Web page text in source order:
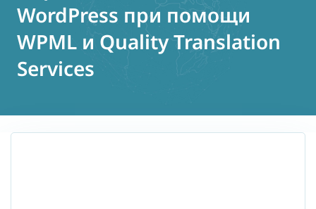
WordPress при помощи
WPML и Quality Translation
Services